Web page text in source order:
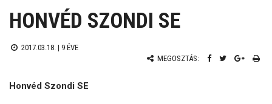
HONVÉD SZONDI SE
2017.03.18. | 9 ÉVE
MEGOSZTÁS:
Honvéd Szondi SE